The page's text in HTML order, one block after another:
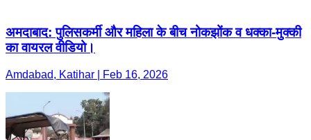
अमदाबाद: पुलिसकर्मी और महिला के बीच नोकझोंक व धक्का-मुक्की
का वायरल वीडियो।
Amdabad, Katihar | Feb 16, 2026